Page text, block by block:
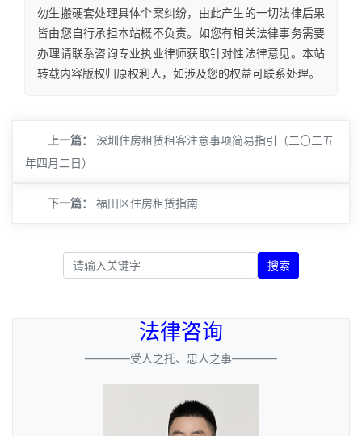
勿生搬硬套处理具体个案纠纷，由此产生的一切法律后果
皆由您自行承担本站概不负责。如您有相关法律事务需要
办理请联系咨询专业执业律师获取针对性法律意见。本站
转载内容版权归原权利人，如涉及您的权益可联系处理。
上一篇：
深圳住房租赁租客注意事项简易指引（二〇二五
年四月二日）
下一篇： 福田区住房租赁指南
搜索
法律咨询
————受人之托、忠人之事————